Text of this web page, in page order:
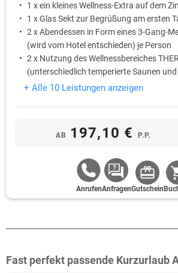
1 x ein kleines Wellness-Extra auf dem
1 x Glas Sekt zur Begrüßung am ersten
2 x Abendessen in Form eines 3-Gang-
(wird vom Hotel entschieden) je Person
2 x Nutzung des Wellnessbereiches
(unterschiedlich temperierte Saunen
Erlebnisduschen, Tauchbecken, großer
+ Alle 10 Leistungen anzeigen
AB 197,10 € P.P.
AnrufenAnfragenGutschein
Fast perfekt passende Kurzurlaub